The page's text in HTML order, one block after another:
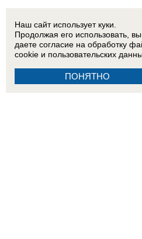
Наш сайт использует куки.
Продолжая его использовать, вы
даете согласие на обработку
cookie и пользовательских
ПОНЯТНО